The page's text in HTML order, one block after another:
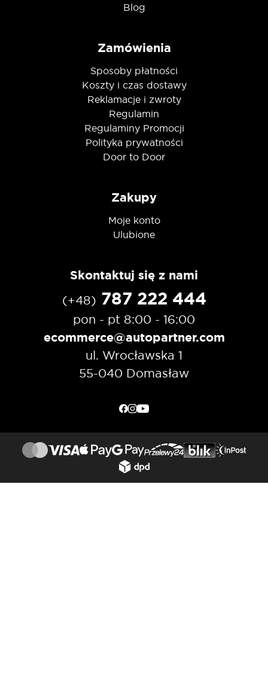
Blog
Zamówienia
Sposoby płatności
Koszty i czas dostawy
Reklamacje i zwroty
Regulamin
Regulaminy Promocji
Polityka prywatności
Door to Door
Zakupy
Moje konto
Ulubione
Skontaktuj się z nami
(+48) 787 222 444
pon - pt 8:00 - 16:00
ecommerce@autopartner.com
ul. Wrocławska 1
55-040 Domasław